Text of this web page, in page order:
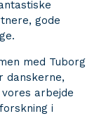
gode
med Tuborg
danskerne,
arbejde
i